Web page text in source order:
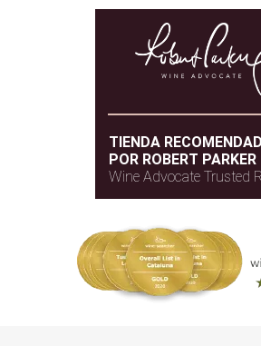
TIENDA
POR ROBERT PARKER
Wine Advocate Trusted